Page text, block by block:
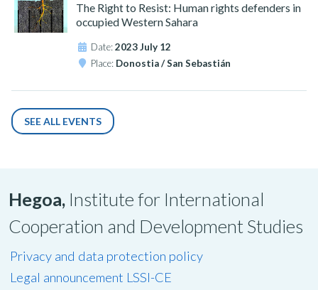
The Right to Resist: Human rights defenders in
occupied Western Sahara
Date:2023 July 12
Place: Donostia / San Sebastián
SEE ALL EVENTS
Hegoa, Institute for International
Cooperation and Development Studies
Privacy and data protection policy
Legal announcement LSSI-CE